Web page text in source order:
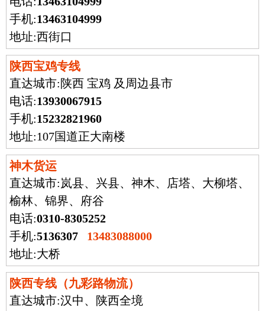
手机:13463104999
地址:西街口
陕西宝鸡专线
直达城市:陕西 宝鸡 及周边县市
电话:13930067915
手机:15232821960
地址:107国道正大南楼
神木货运
直达城市:岚县、兴县、神木、店塔、大柳塔、
榆林、锦界、府谷
电话:0310-8305252
手机:5136307
13483088000
地址:大桥
陕西专线（九彩路物流）
直达城市:汉中、陕西全境